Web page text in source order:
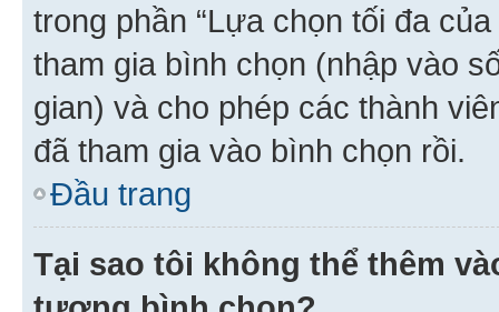
trong phần “Lựa chọn tối đa
tham gia bình chọn (nhập vào
gian) và cho phép các thành
đã tham gia vào bình chọn rồi.
Đầu trang
Tại sao tôi không thể thêm